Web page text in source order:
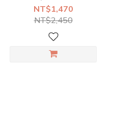
NT$1,470
NT$2,450